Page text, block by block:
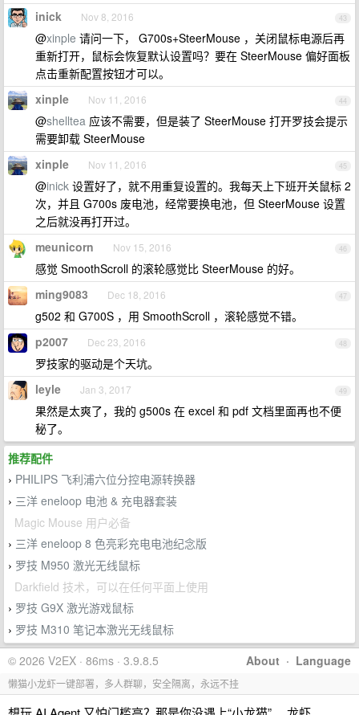
43
inick Nov 8, 2016
@xinple 请问一下， G700s+SteerMouse ，关闭鼠标电源后再
重新打开，鼠标会恢复默认设置吗？要在 SteerMouse 偏好面板
点击重新配置按钮才可以。
44
xinple Nov 11, 2016
@shelltea 应该不需要，但是装了 SteerMouse 打开罗技会提示
需要卸载 SteerMouse
45
xinple Nov 11, 2016
@inick 设置好了，就不用重复设置的。我每天上下班开关鼠标 2
次，并且 G700s 废电池，经常要换电池，但 SteerMouse 设置
之后就没再打开过。
46
meunicorn Nov 15, 2016
感觉 SmoothScroll 的滚轮感觉比 SteerMouse 的好。
47
ming9083 Dec 18, 2016
g502 和 G700S ，用 SmoothScroll ，滚轮感觉不错。
48
p2007 Dec 23, 2016
罗技家的驱动是个天坑。
49
leyle Jan 3, 2017
果然是太爽了，我的 g500s 在 excel 和 pdf 文档里面再也不便
秘了。
推荐配件
› PHILIPS 飞利浦六位分控电源转换器
› 三洋 eneloop 电池 & 充电器套装
Magic Mouse 用户必备
› 三洋 eneloop 8 色亮彩充电电池纪念版
› 罗技 M950 激光无线鼠标
Darkfield 技术，可以在任何平面上使用
› 罗技 G9X 激光游戏鼠标
› 罗技 M310 笔记本激光无线鼠标
About · Language
© 2026 V2EX · 86ms · 3.9.8.5
懒猫小龙虾一键部署，多人群聊，安全隔离，永远不挂